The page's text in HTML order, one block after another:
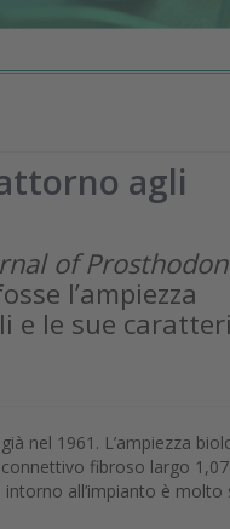
agli
of
l’ampiezza
e le sue
nel 1961. L’ampiezza
fibroso largo
all’impianto è